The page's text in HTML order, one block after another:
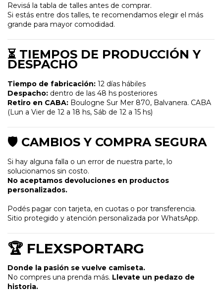
Revisá la tabla de talles antes de comprar.
Si estás entre dos talles, te recomendamos elegir el más
grande para mayor comodidad.
⏳ TIEMPOS DE PRODUCCIÓN Y
DESPACHO
Tiempo de fabricación: 12 días hábiles
Despacho: dentro de las 48 hs posteriores
Retiro en CABA: Boulogne Sur Mer 870, Balvanera. CABA
(Lun a Vier de 12 a 18 hs, Sáb de 12 a 15 hs)
🛡️ CAMBIOS Y COMPRA SEGURA
Si hay alguna falla o un error de nuestra parte, lo
solucionamos sin costo.
No aceptamos devoluciones en productos
personalizados.
Podés pagar con tarjeta, en cuotas o por transferencia.
Sitio protegido y atención personalizada por WhatsApp.
🏆 FLEXSPORTARG
Donde la pasión se vuelve camiseta.
No compres una prenda más. Llevate un pedazo de
historia.